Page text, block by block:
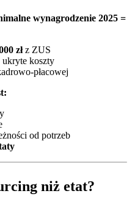
wynagrodzenie 2025 =
złz ZUS
koszty
płacowej
od potrzeb
niż etat?